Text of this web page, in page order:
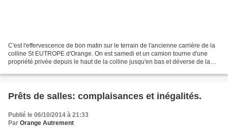
C'est l'effervescence de bon matin sur le terrain de l'ancienne carrière de la
colline St EUTROPE d'Orange. On est samedi et un camion tourne d'une
propriété privée depuis le haut de la colline jusqu'en bas et déverse de la
Prêts de salles: complaisances et inégalités.
Publié le 06/10/2014 à 21:33
Par Orange Autrement